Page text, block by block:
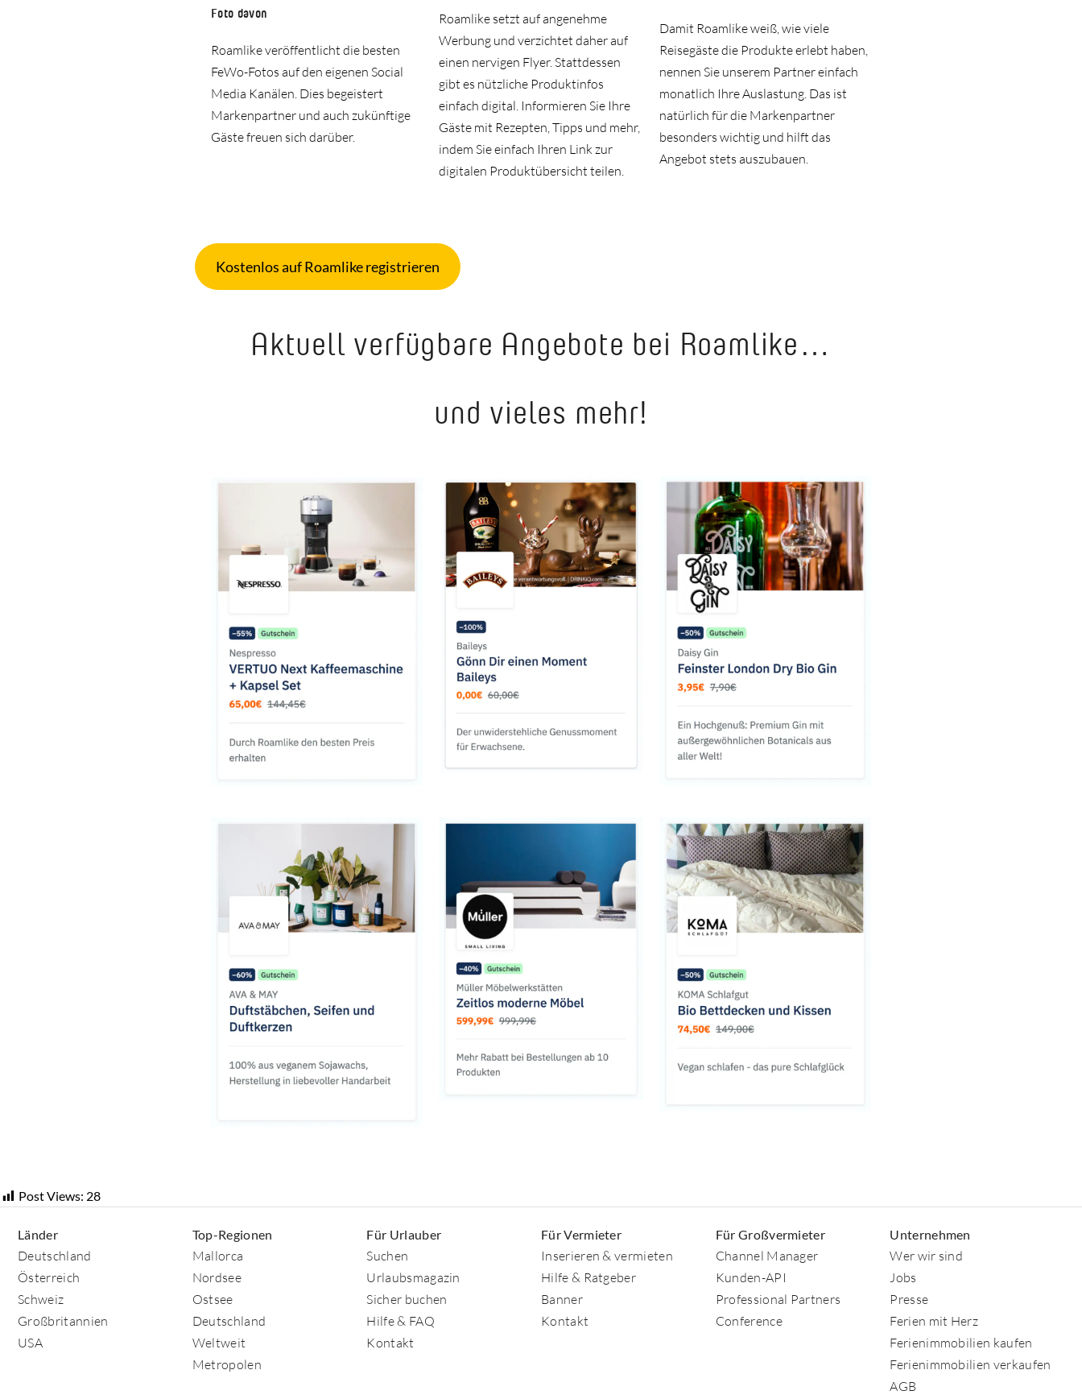
Foto davon
Roamlike veröffentlicht die besten
FeWo-Fotos auf den eigenen Social
Media Kanälen. Dies begeistert
Markenpartner und auch zukünftige
Gäste freuen sich darüber.
Roamlike setzt auf angenehme
Werbung und verzichtet daher auf
einen nervigen Flyer. Stattdessen
gibt es nützliche Produktinfos
einfach digital. Informieren Sie Ihre
Gäste mit Rezepten, Tipps und mehr,
indem Sie einfach Ihren Link zur
digitalen Produktübersicht teilen.
Damit Roamlike weiß, wie viele
Reisegäste die Produkte erlebt haben,
nennen Sie unserem Partner einfach
monatlich Ihre Auslastung. Das ist
natürlich für die Markenpartner
besonders wichtig und hilft das
Angebot stets auszubauen.
Kostenlos auf Roamlike registrieren
Aktuell verfügbare Angebote bei Roamlike…
und vieles mehr!
Post Views: 28
Länder
Deutschland
Österreich
Schweiz
Großbritannien
USA
Top-Regionen
Mallorca
Nordsee
Ostsee
Deutschland
Weltweit
Metropolen
Für Urlauber
Suchen
Urlaubsmagazin
Sicher buchen
Hilfe & FAQ
Kontakt
Für Vermieter
Inserieren & vermieten
Hilfe & Ratgeber
Banner
Kontakt
Für Großvermieter
Channel Manager
Kunden-API
Professional Partners
Conference
Unternehmen
Wer wir sind
Jobs
Presse
Ferien mit Herz
Ferienimmobilien kaufen
Ferienimmobilien verkaufen
AGB